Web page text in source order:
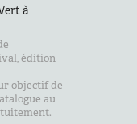
à
édition
objectif de
au